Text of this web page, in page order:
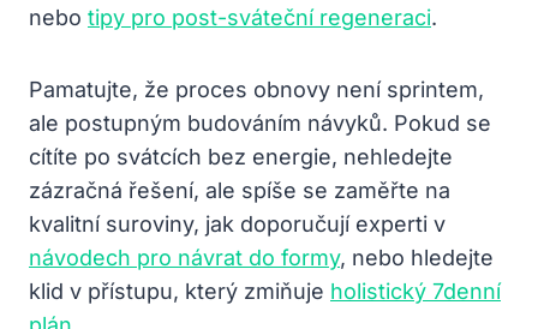
nebo tipy pro post-sváteční regeneraci.
Pamatujte, že proces obnovy není sprintem,
ale postupným budováním návyků. Pokud se
cítíte po svátcích bez energie, nehledejte
zázračná řešení, ale spíše se zaměřte na
kvalitní suroviny, jak doporučují experti v
návodech pro návrat do formy, nebo hledejte
klid v přístupu, který zmiňuje holistický 7denní